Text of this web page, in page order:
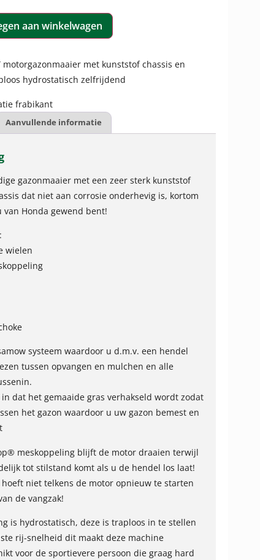
aan winkelwagen
motorgazonmaaier met kunststof chassis en
hydrostatisch zelfrijdend
frabikant
Aanvullende informatie
gazonmaaier met een zeer sterk kunststof
dat niet aan corrosie onderhevig is, kortom
van Honda gewend bent!
wielen
systeem waardoor u d.m.v. een hendel
tussen opvangen en mulchen en alle
dat het gemaaide gras verhakseld wordt zodat
het gazon waardoor u uw gazon bemest en
meskoppeling blijft de motor draaien terwijl
tot stilstand komt als u de hendel los laat!
niet telkens de motor opnieuw te starten
de vangzak!
is hydrostatisch, deze is traploos in te stellen
rij-snelheid dit maakt deze machine
voor de sportievere persoon die graag hard